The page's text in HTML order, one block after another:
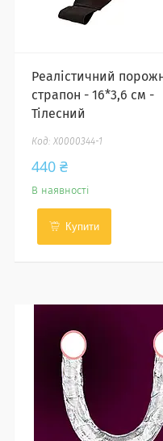
Реалістичний
страпон - 16*3,6 см -
Тілесний
X0000344-1
440 ₴
В наявності
Купити